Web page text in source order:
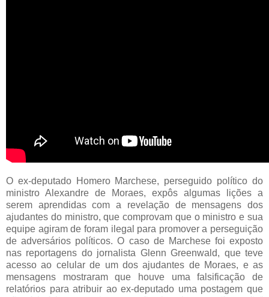
O ex-deputado Homero Marchese, perseguido político do
ministro Alexandre de Moraes, expôs algumas lições a
serem aprendidas com a revelação de mensagens dos
ajudantes do ministro, que comprovam que o ministro e sua
equipe agiram de foram ilegal para promover a perseguição
de adversários políticos. O caso de Marchese foi exposto
nas reportagens do jornalista Glenn Greenwald, que teve
acesso ao celular de um dos ajudantes de Moraes, e as
mensagens mostraram que houve uma falsificação de
relatórios para atribuir ao ex-deputado uma postagem que